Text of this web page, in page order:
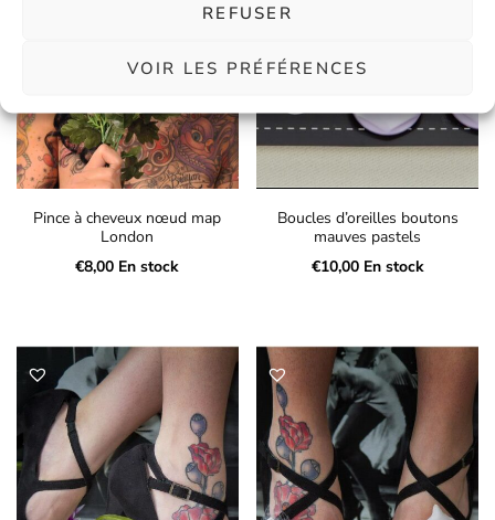
REFUSER
VOIR LES PRÉFÉRENCES
Pince à cheveux nœud map
London
€8,00 En stock
Boucles d’oreilles boutons
mauves pastels
€10,00 En stock